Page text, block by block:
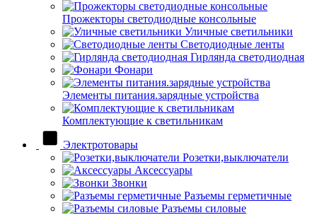
Прожекторы светодиодные консольные
Уличные светильники
Светодиодные ленты
Гирлянда светодиодная
Фонари
Элементы питания.зарядные устройства
Комплектующие к светильникам
Электротовары
Розетки,выключатели
Аксессуары
Звонки
Разъемы герметичные
Разъемы силовые